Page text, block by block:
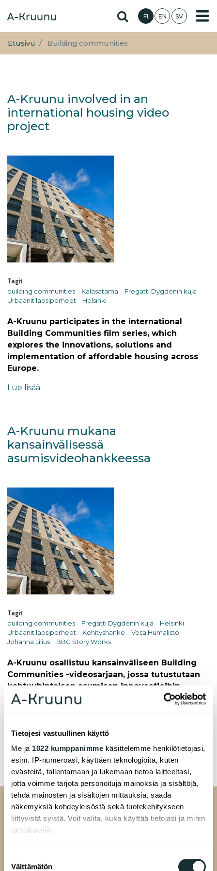
Tietojesi vastuullinen käyttö
Me ja 1022 kumppanimme käsittelemme henkilötietojasi,
esim. IP-numeroasi, käyttäen teknologioita, kuten
evästeitä, tallentamaan ja lukemaan tietoa laitteeltasi,
jotta voimme tarjota personoituja mainoksia ja sisältöjä,
tehdä mainosten ja sisältöjen mittauksia, saada
näkemyksiä kohdeyleisöstä sekä tuotekehitykseen
liittyvistä syistä. Voit valita, kuka käyttää tietojasi ja mihin
tarkoituksiin.
Kerätä tietoja maantieteellisestä sijainnistasi,
valinta
Välttämätön
pääsisältöön
Hae sivustolta
FI EN SV
Etusivu Building communities
A-Kruunu involved in an
international housing video
project
Tagit
building communities
Kalasatama
Fregatti Dygdenin kuja
Urbaanit lapsiperheet
Helsinki
A-Kruunu participates in the international
Building Communities film series, which
explores the innovations, solutions and
implementation of affordable housing across
Europe.
Lue lisää
A-Kruunu mukana
kansainvälisessä
asumisvideohankkeessa
Tagit
building communities
Fregatti Dygdenin kuja
Helsinki
Urbaanit lapsiperheet
Kehityshanke
Vesa Humalisto
Johanna Lilius
BBC Story Works
A-Kruunu osallistuu kansainväliseen Building
Communities -videosarjaan, jossa tutustutaan
kohtuuhintaisen asumisen innovaatioihin,
ratkaisuihin ja toteutuksiin eri puolilla
Lue lisää
A-Kruunu Oy